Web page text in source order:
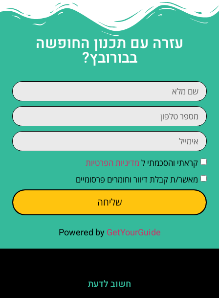
עזרה עם תכנון החופשה
בבורובץ?
קראתי והסכמתי ל מדיניות הפרטיות
מאשר/ת קבלת דיוור וחומרים פרסומיים
שליחה
Powered by GetYourGuide
חשוב לדעת